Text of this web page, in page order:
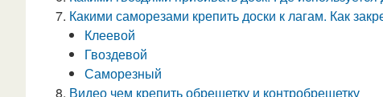
Какими саморезами крепить доски к лагам. Как
Клеевой
Гвоздевой
Саморезный
Видео чем крепить обрешетку и контробрешетку